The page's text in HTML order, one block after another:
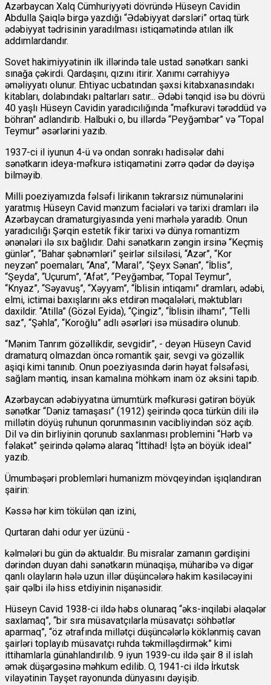
Azərbaycan Xalq Cümhuriyyəti dövründə Hüseyn Cavidin
Abdulla Şaiqlə birgə yazdığı “Ədəbiyyat dərsləri” ortaq türk
ədəbiyyat tədrisinin yaradılması istiqamətində atılan ilk
addımlardandır.
Sovet hakimiyyətinin ilk illərində tale ustad sənətkarı sanki
sınağa çəkirdi. Qardaşını, qızını itirir. Xanımı cərrahiyyə
əməliyyatı olunur. Ehtiyac ucbatından şəxsi kitabxanasındakı
kitabları, dolabındakı paltarları satır... Ədəbi tənqid isə bu dövrü
40 yaşlı Hüseyn Cavidin yaradıcılığında “məfkurəvi tərəddüd və
böhran” adlandırıb. Halbuki o, bu illərdə “Peyğəmbər” və “Topal
Teymur” əsərlərini yazıb.
1937-ci il iyunun 4-ü və ondan sonrakı hadisələr dahi
sənətkarın ideya-məfkurə istiqamətini zərrə qədər də dəyişə
bilməyib.
Milli poeziyamızda fəlsəfi lirikanın təkrarsız nümunələrini
yaratmış Hüseyn Cavid mənzum faciələri və tarixi dramları ilə
Azərbaycan dramaturgiyasında yeni mərhələ yaradıb. Onun
yaradıcılığı Şərqin estetik fikir tarixi və dünya romantizm
ənənələri ilə sıx bağlıdır. Dahi sənətkarın zəngin irsinə “Keçmiş
günlər”, “Bahar şəbnəmləri” şeirlər silsiləsi, “Azər”, “Kor
neyzən” poemaları, “Ana”, “Maral”, “Şeyx Sənan”, “İblis”,
“Şeyda”, “Uçurum”, “Afət”, “Peyğəmbər, “Topal Teymur”,
“Knyaz”, “Səyavuş”, “Xəyyam”, “İblisin intiqamı” dramları, ədəbi,
elmi, ictimai baxışlarını əks etdirən məqalələri, məktubları
daxildir. “Atilla” (Gözəl Eyida), “Çingiz”, “İblisin ilhamı”, “Telli
saz”, “Şəhla”, “Koroğlu” adlı əsərləri isə müsadirə olunub.
“Mənim Tanrım gözəllikdir, sevgidir”, - deyən Hüseyn Cavid
dramaturq olmazdan öncə romantik şair, sevgi və gözəllik
aşiqi kimi tanınıb. Onun poeziyasında dərin həyat fəlsəfəsi,
sağlam məntiq, insan kamalına möhkəm inam öz əksini tapıb.
Azərbaycan ədəbiyyatına ümumtürk məfkurəsi gətirən böyük
sənətkar “Dəniz tamaşası” (1912) şeirində qoca türkün dili ilə
millətin döyüş ruhunun qorunmasının vacibliyindən söz açıb.
Dil və din birliyinin qorunub saxlanması problemini “Hərb və
fəlakət” şeirində qələmə alaraq “İttihad! İştə ən böyük ideal”
yazıb.
Ümumbəşəri problemləri humanizm mövqeyindən işıqlandıran
şairin:
Kəssə hər kim tökülən qan izini,
Qurtaran dahi odur yer üzünü -
kəlmələri bu gün də aktualdır. Bu misralar zamanın gərdişini
dərindən duyan dahi sənətkarın münaqişə, müharibə və digər
qanlı olayların hələ uzun illər düşüncələrə hakim kəsiləcəyini
şair qəlbi ilə hiss etdiyinin nişanəsidir.
Hüseyn Cavid 1938-ci ildə həbs olunaraq “əks-inqilabi əlaqələr
saxlamaq”, “bir sıra müsavatçılarla müsavatçı söhbətlər
aparmaq”, “öz ətrafında millətçi düşüncələrlə köklənmiş cavan
şairləri toplayıb müsavatçı ruhda təkmilləşdirmək” kimi
ittihamlarla günahlandırılıb. 9 iyun 1939-cu ildə şair 8 il islah
əmək düşərgəsinə məhkum edilib. O, 1941-ci ildə İrkutsk
vilayətinin Tayşet rayonunda dünyasını dəyişib.